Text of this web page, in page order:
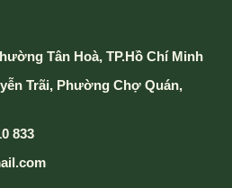
Tân Hoà, TP.Hồ Chí Minh
Trãi, Phường Chợ Quán,
833